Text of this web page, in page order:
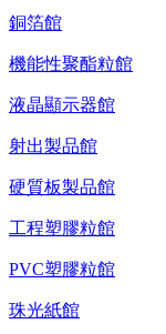
銅箔館
機能性聚酯粒館
液晶顯示器館
射出製品館
硬質板製品館
工程塑膠粒館
PVC塑膠粒館
珠光紙館